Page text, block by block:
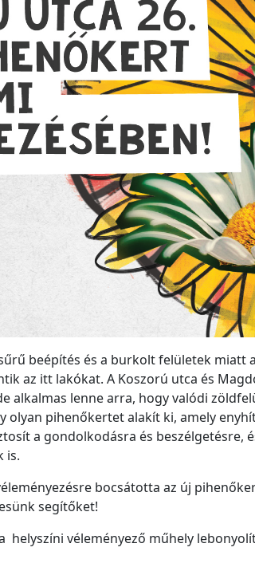
beépítés és a burkolt felületek miatt
az itt lakókat. A Koszorú utca és
alkalmas lenne arra, hogy valódi
olyan pihenőkertet alakít ki, amely
a gondolkodásra és beszélgetésre,
is.
bocsátotta az új
segítőket!
helyszíni véleményező műhely